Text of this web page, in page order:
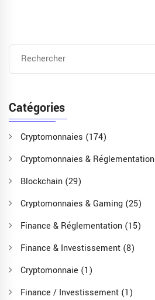
Catégories
Cryptomonnaies (174)
Cryptomonnaies & Réglementation
Blockchain (29)
Cryptomonnaies & Gaming (25)
Finance & Réglementation (15)
Finance & Investissement (8)
Cryptomonnaie (1)
Finance / Investissement (1)